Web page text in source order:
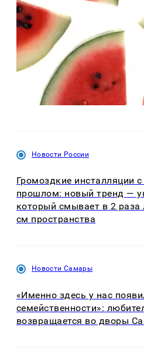
Новости России
Громоздкие инсталляции
прошлом: новый тренд —
который смывает в 2
см пространства
Новости Самары
«Именно здесь у нас
семейственности»:
возвращается во дворы